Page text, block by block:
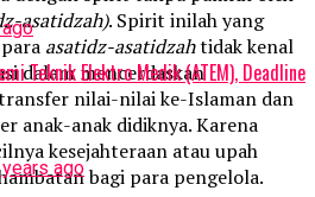
asatidzah). Spirit inilah yang
asatidz-asatidzahtidak kenal
dalam mencerdaskan
nilai-nilai ke-Islaman dan
anak-anak didiknya. Karena
kesejahteraan atau upah
bagi para pengelola.
Teknik Elektro Medik (ATEM), Deadline
ago